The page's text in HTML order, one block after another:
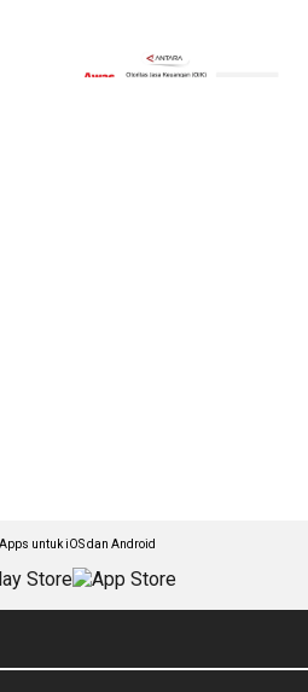
untuk iOS dan Android